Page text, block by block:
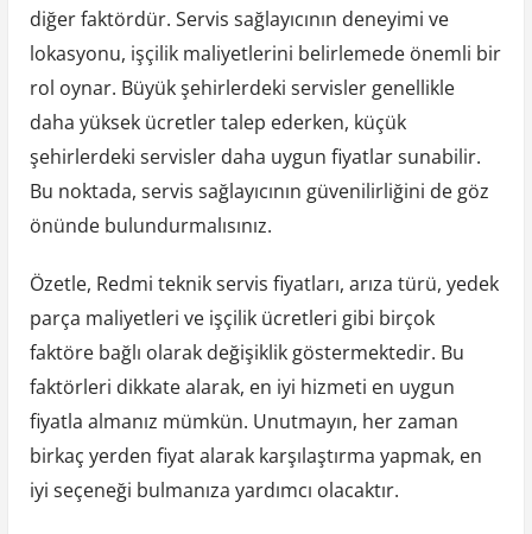
diğer faktördür. Servis sağlayıcının deneyimi ve
lokasyonu, işçilik maliyetlerini belirlemede önemli bir
rol oynar. Büyük şehirlerdeki servisler genellikle
daha yüksek ücretler talep ederken, küçük
şehirlerdeki servisler daha uygun fiyatlar sunabilir.
Bu noktada, servis sağlayıcının güvenilirliğini de göz
önünde bulundurmalısınız.
Özetle, Redmi teknik servis fiyatları, arıza türü, yedek
parça maliyetleri ve işçilik ücretleri gibi birçok
faktöre bağlı olarak değişiklik göstermektedir. Bu
faktörleri dikkate alarak, en iyi hizmeti en uygun
fiyatla almanız mümkün. Unutmayın, her zaman
birkaç yerden fiyat alarak karşılaştırma yapmak, en
iyi seçeneği bulmanıza yardımcı olacaktır.